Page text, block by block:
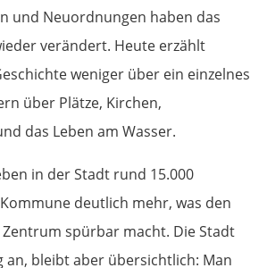
und Neuordnungen haben das
verändert. Heute erzählt
weniger über ein einzelnes
über Plätze, Kirchen,
das Leben am Wasser.
in der Stadt rund 15.000
deutlich mehr, was den
spürbar macht. Die Stadt
an, bleibt aber übersichtlich: Man